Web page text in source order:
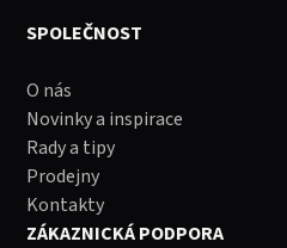
SPOLEČNOST
O nás
Novinky a inspirace
Rady a tipy
Prodejny
Kontakty
ZÁKAZNICKÁ PODPORA